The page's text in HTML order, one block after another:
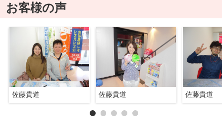
お客様の声
佐藤貴道 佐藤貴道 佐藤貴道